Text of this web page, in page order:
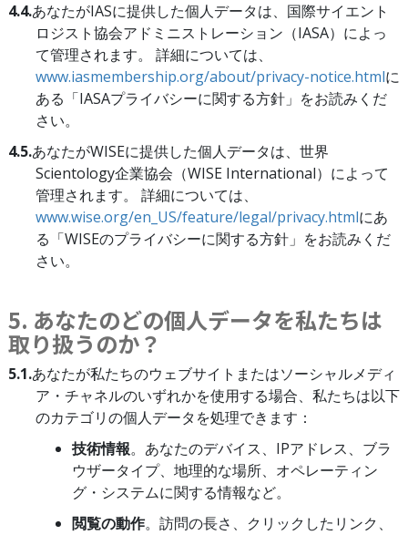
4.4.あなたがIASに提供した個人データは、国際サイエント
ロジスト協会アドミニストレーション（IASA）によっ
て管理されます。 詳細については、
www.iasmembership.org/about/privacy-notice.htmlに
ある「IASAプライバシーに関する方針」をお読みくだ
さい。
4.5.あなたがWISEに提供した個人データは、世界
Scientology企業協会（WISE International）によって
管理されます。 詳細については、
www.wise.org/en_US/feature/legal/privacy.htmlにあ
る「WISEのプライバシーに関する方針」をお読みくだ
さい。
5. あなたのどの個人データを私たちは
取り扱うのか？
5.1.あなたが私たちのウェブサイトまたはソーシャルメディ
ア・チャネルのいずれかを使用する場合、私たちは以下
のカテゴリの個人データを処理できます：
技術情報。あなたのデバイス、IPアドレス、ブラ
ウザータイプ、地理的な場所、オペレーティン
グ・システムに関する情報など。
閲覧の動作。訪問の長さ、クリックしたリンク、